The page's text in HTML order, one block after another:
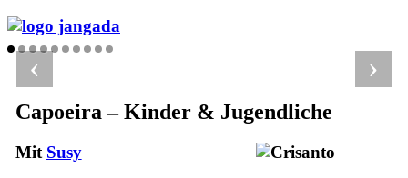
›
‹
Capoeira – Kinder & Jugendliche
Mit Susy